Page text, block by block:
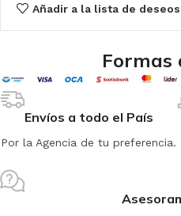
Añadir a la lista de deseos
Formas
Envíos a todo el País
Por la Agencia de tu preferencia.